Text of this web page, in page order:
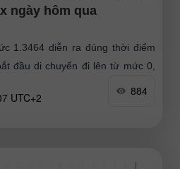
ngày hôm qua
1.3464 diễn ra đúng thời điểm
đầu di chuyển đi lên từ mức 0,
UTC+2
884